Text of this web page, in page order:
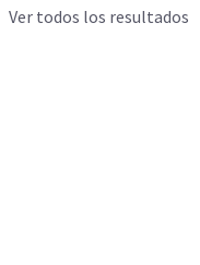
Ver todos los resultados